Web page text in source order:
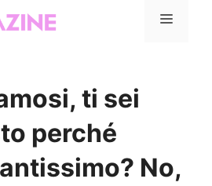
Menu
ti sei
perché
No,